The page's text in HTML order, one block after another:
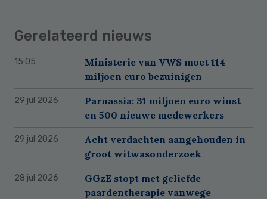
Gerelateerd nieuws
15:05
Ministerie van VWS moet 114
miljoen euro bezuinigen
29 jul 2026
Parnassia: 31 miljoen euro winst
en 500 nieuwe medewerkers
29 jul 2026
Acht verdachten aangehouden in
groot witwasonderzoek
28 jul 2026
GGzE stopt met geliefde
paardentherapie vanwege